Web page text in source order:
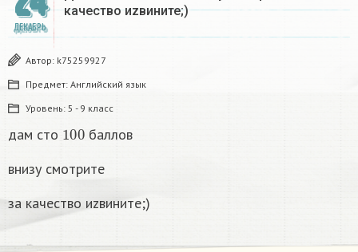
ДЕКАБРЬ
качество иzвините;)
Автор: k75259927
Предмет: Английский язык
Уровень: 5 - 9 класс
дам сто 100 баллов
внизу смотрите
за качество иzвините;)